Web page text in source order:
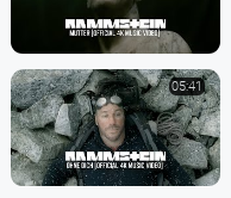
05:41